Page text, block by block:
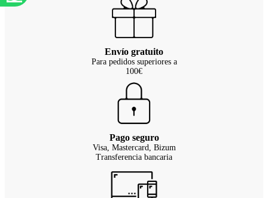
Envío gratuito
Para pedidos superiores a
100€
Pago seguro
Visa, Mastercard, Bizum
Transferencia bancaria